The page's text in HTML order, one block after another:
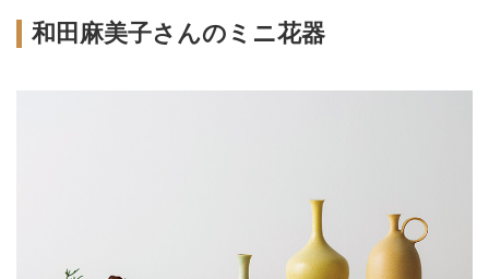
和田麻美子さんのミニ花器